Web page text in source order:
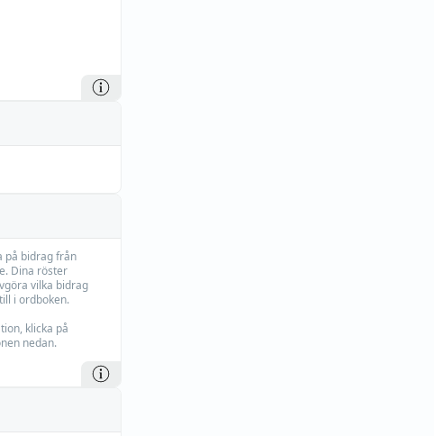
på bidrag från
Dina röster
vilka bidrag
i ordboken.
klicka på
nedan.